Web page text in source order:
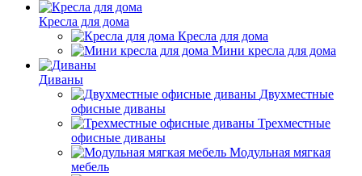
Кресла для дома
Кресла для дома
Мини кресла для дома
Диваны
Двухместные
офисные диваны
Трехместные
офисные диваны
Модульная мягкая
мебель